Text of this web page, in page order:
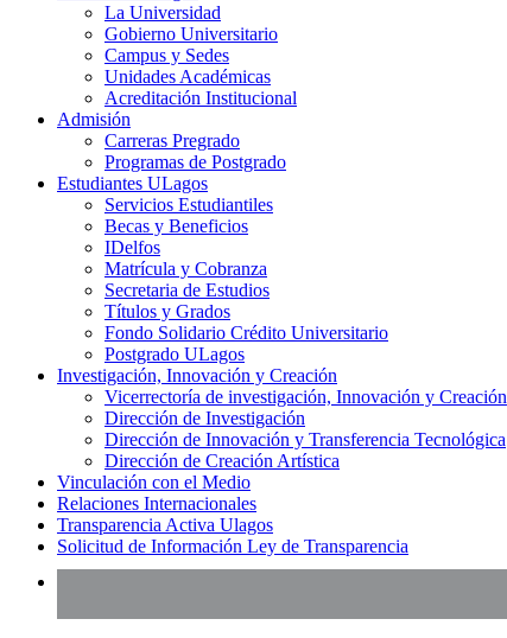
La Universidad
Gobierno Universitario
Campus y Sedes
Unidades Académicas
Acreditación Institucional
Admisión
Carreras Pregrado
Programas de Postgrado
Estudiantes ULagos
Servicios Estudiantiles
Becas y Beneficios
IDelfos
Matrícula y Cobranza
Secretaria de Estudios
Títulos y Grados
Fondo Solidario Crédito Universitario
Postgrado ULagos
Investigación, Innovación y Creación
Vicerrectoría de investigación, Innovación y Creación
Dirección de Investigación
Dirección de Innovación y Transferencia Tecnológica
Dirección de Creación Artística
Vinculación con el Medio
Relaciones Internacionales
Transparencia Activa Ulagos
Solicitud de Información Ley de Transparencia